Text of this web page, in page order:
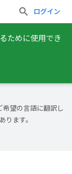
ログイン
ために使用でき
希望の言語に翻訳し
ります。